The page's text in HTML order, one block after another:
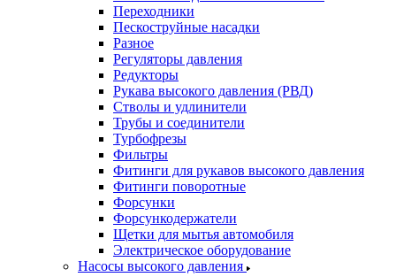
Переходники
Пескоструйные насадки
Разное
Регуляторы давления
Редукторы
Рукава высокого давления (РВД)
Стволы и удлинители
Трубы и соединители
Турбофрезы
Фильтры
Фитинги для рукавов высокого давления
Фитинги поворотные
Форсунки
Форсункодержатели
Щетки для мытья автомобиля
Электрическое оборудование
Насосы высокого давления